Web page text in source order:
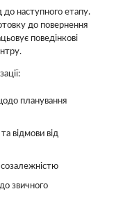
до наступного етапу.
до повернення
поведінкові
планування
відмови від
созалежністю
звичного